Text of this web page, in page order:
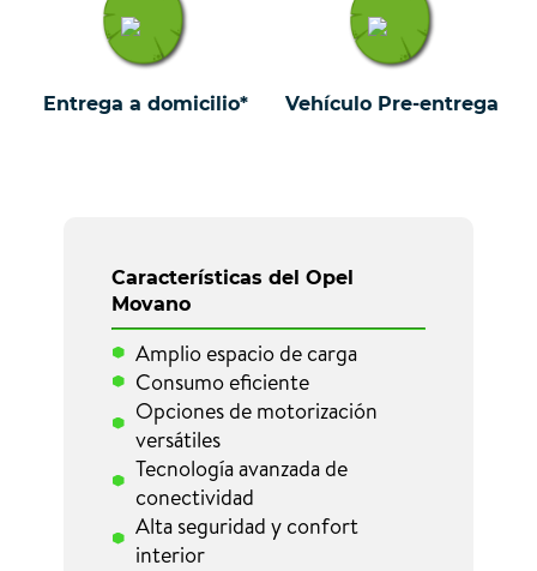
Entrega a domicilio* Vehículo Pre-entrega
Características del Opel
Movano
Amplio espacio de carga
Consumo eficiente
Opciones de motorización
versátiles
Tecnología avanzada de
conectividad
Alta seguridad y confort
interior